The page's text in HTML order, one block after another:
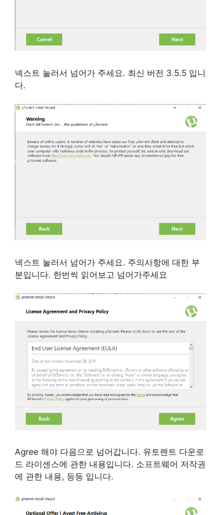
넥스트 눌러서 넘어가 주세요. 최신 버전 3.5.5 입니
다.
넥스트 눌러서 넘어가 주세요. 주의사항에 대한 부
분입니다. 한번씩 읽어보고 넘어가주세요
Agree 해야 다음으로 넘어갑니다. 유토렌트 다운로
드 라이센스에 관한 내용입니다. 소프트웨어 저작권
에 관한 내용, 등등 입니다.